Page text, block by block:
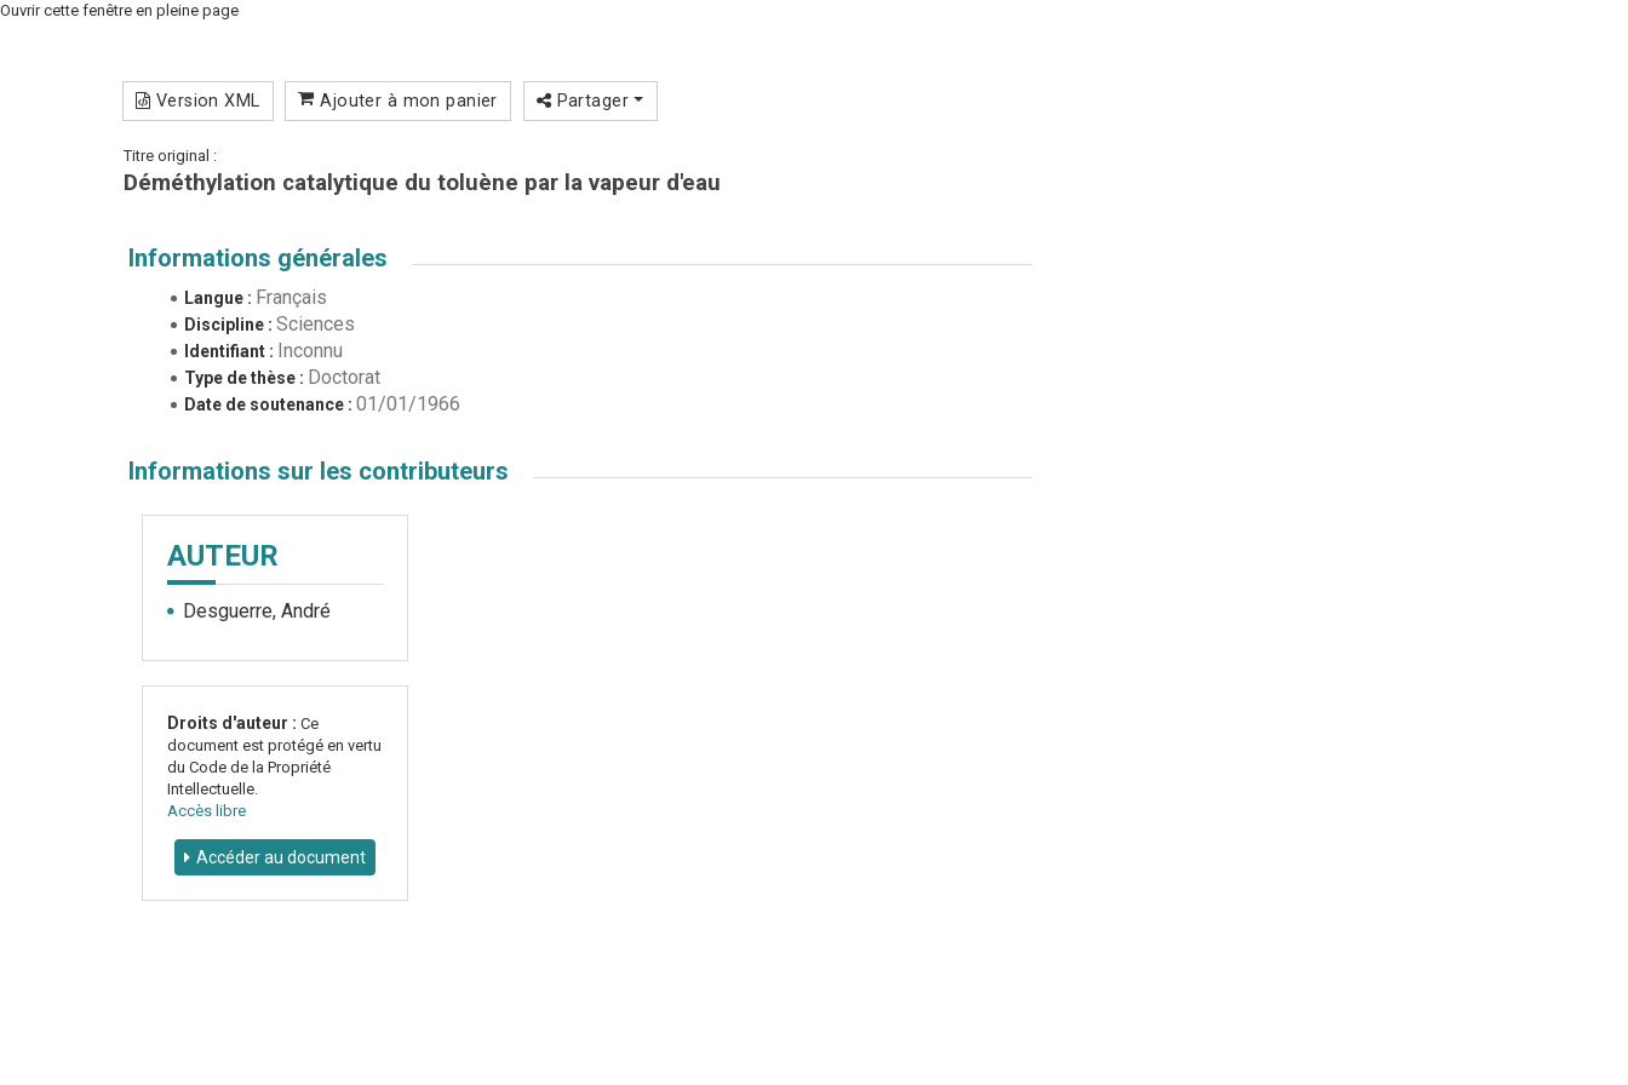
Ouvrir cette fenêtre en pleine page
Version XML Ajouter à mon panier Partager
Titre original :
Déméthylation catalytique du toluène par la vapeur d'eau
Informations générales
Langue : Français
Discipline : Sciences
Identifiant : Inconnu
Type de thèse : Doctorat
Date de soutenance : 01/01/1966
Informations sur les contributeurs
AUTEUR
Desguerre, André
Droits d'auteur : Ce
document est protégé en vertu
du Code de la Propriété
Intellectuelle.
Accès libre
Accéder au document